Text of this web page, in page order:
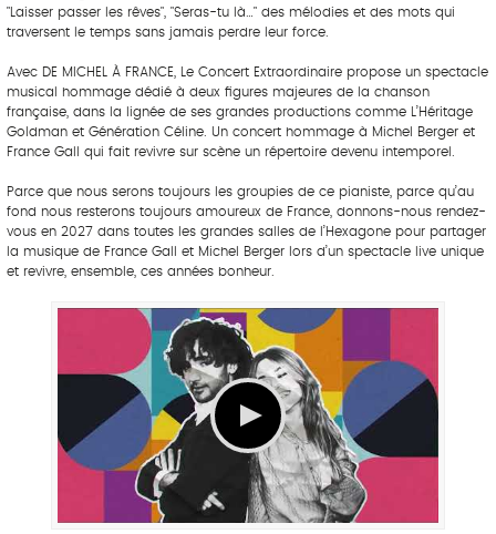
"Laisser passer les rêves", "Seras-tu là…" des mélodies et des mots qui
traversent le temps sans jamais perdre leur force.
Avec DE MICHEL À FRANCE, Le Concert Extraordinaire propose un spectacle
musical hommage dédié à deux figures majeures de la chanson
française, dans la lignée de ses grandes productions comme L’Héritage
Goldman et Génération Céline. Un concert hommage à Michel Berger et
France Gall qui fait revivre sur scène un répertoire devenu intemporel.
Parce que nous serons toujours les groupies de ce pianiste, parce qu’au
fond nous resterons toujours amoureux de France, donnons-nous rendez-
vous en 2027 dans toutes les grandes salles de l’Hexagone pour partager
la musique de France Gall et Michel Berger lors d’un spectacle live unique
et revivre, ensemble, ces années bonheur.